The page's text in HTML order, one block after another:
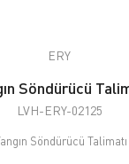
ERY
Söndürücü
LVH-ERY-02125
Söndürücü Talimatı